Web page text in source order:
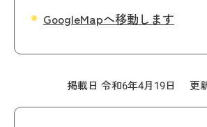
GoogleMapへ移動します
掲載日 令和6年4月19日 更